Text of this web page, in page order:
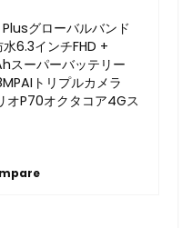
グローバルバンド
6.3インチFHD +
スーパーバッテリー
トリプルカメラ
オP70オクタコア4Gス